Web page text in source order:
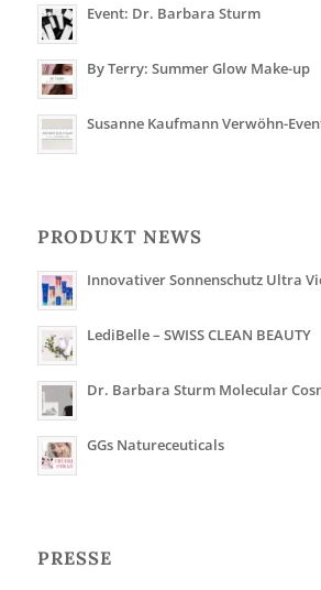
Event: Dr. Barbara Sturm
By Terry: Summer Glow Make-up
Susanne Kaufmann Verwöhn-
PRODUKT NEWS
Innovativer Sonnenschutz Ultra
LediBelle – SWISS CLEAN BEAUTY
Dr. Barbara Sturm Molecular
GGs Natureceuticals
PRESSE